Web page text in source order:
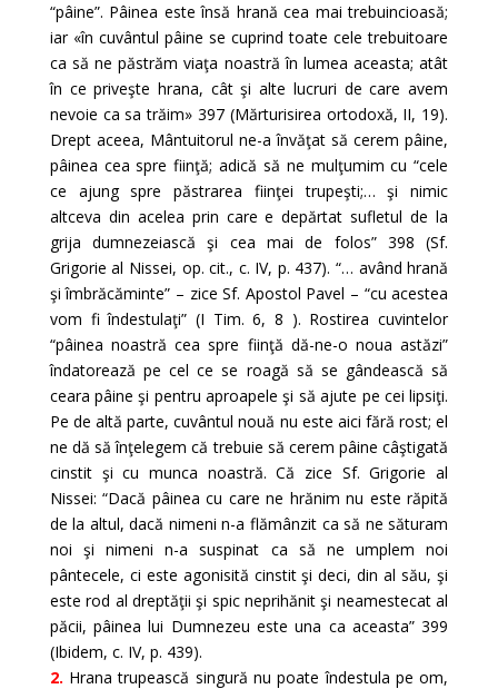
“pâine”. Pâinea este însă hrană cea mai trebuincioasă;
iar «în cuvântul pâine se cuprind toate cele trebuitoare
ca să ne păstrăm viaţa noastră în lumea aceasta; atât
în ce priveşte hrana, cât şi alte lucruri de care avem
nevoie ca sa trăim» 397 (Mărturisirea ortodoxă, II, 19).
Drept aceea, Mântuitorul ne-a învăţat să cerem pâine,
pâinea cea spre fiinţă; adică să ne mulţumim cu “cele
ce ajung spre păstrarea fiinţei trupeşti;… şi nimic
altceva din acelea prin care e depărtat sufletul de la
grija dumnezeiască şi cea mai de folos” 398 (Sf.
Grigorie al Nissei, op. cit., c. IV, p. 437). “… având hrană
şi îmbrăcăminte” – zice Sf. Apostol Pavel – “cu acestea
vom fi îndestulaţi” (I Tim. 6, 8 ). Rostirea cuvintelor
“pâinea noastră cea spre fiinţă dă-ne-o noua astăzi”
îndatorează pe cel ce se roagă să se gândească să
ceara pâine şi pentru aproapele şi să ajute pe cei lipsiţi.
Pe de altă parte, cuvântul nouă nu este aici fără rost; el
ne dă să înţelegem că trebuie să cerem pâine câştigată
cinstit şi cu munca noastră. Că zice Sf. Grigorie al
Nissei: “Dacă pâinea cu care ne hrănim nu este răpită
de la altul, dacă nimeni n-a flămânzit ca să ne săturam
noi şi nimeni n-a suspinat ca să ne umplem noi
pântecele, ci este agonisită cinstit şi deci, din al său, şi
este rod al dreptăţii şi spic neprihănit şi neamestecat al
păcii, pâinea lui Dumnezeu este una ca aceasta” 399
(Ibidem, c. IV, p. 439).
2. Hrana trupească singură nu poate îndestula pe om,